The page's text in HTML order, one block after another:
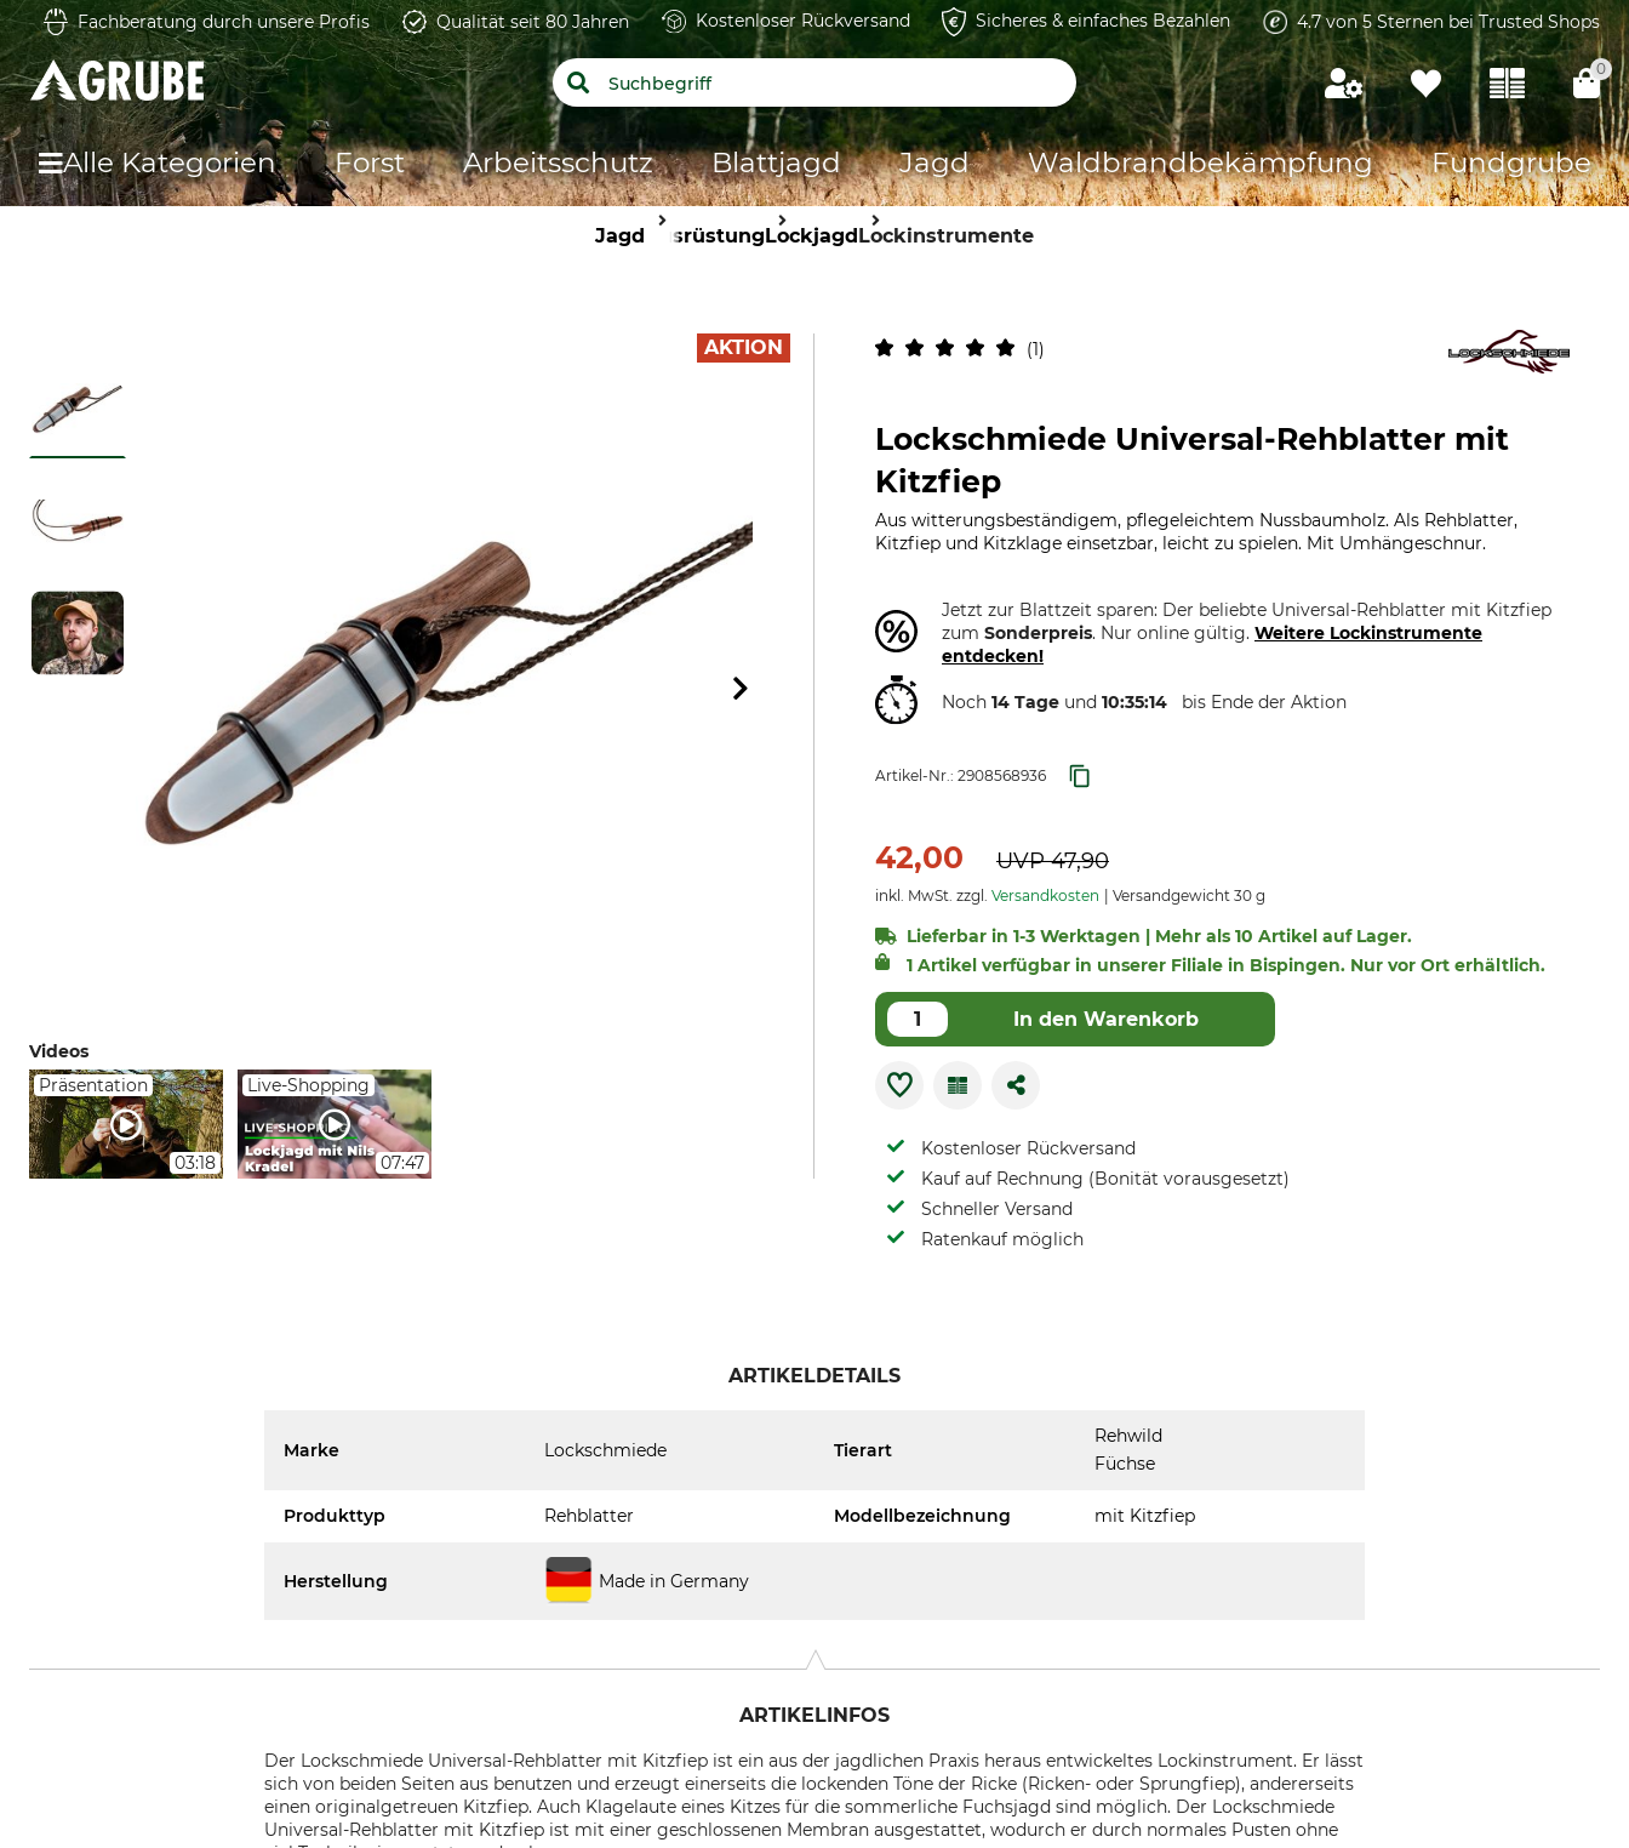
Fachberatung durch unsere Profis Qualität seit 80 Jahren Kostenloser Rückversand Sicheres & einfaches Bezahlen 4.7 von 5 Sternen bei Trusted Shops
0
Alle Kategorien Forst Arbeitsschutz Blattjagd Jagd Waldbrandbekämpfung Fundgrube
Jagd AusrüstungLockjagdLockinstrumente
1
Videos
Präsentation
03:18
Live-Shopping
07:47
AKTION
Lockschmiede Universal-Rehblatter mit
Kitzfiep
Aus witterungsbeständigem, pflegeleichtem Nussbaumholz. Als Rehblatter,
Kitzfiep und Kitzklage einsetzbar, leicht zu spielen. Mit Umhängeschnur.
Jetzt zur Blattzeit sparen: Der beliebte Universal-Rehblatter mit Kitzfiep
zum Sonderpreis. Nur online gültig. Weitere Lockinstrumente
entdecken!
Noch 14 Tage und 10:35:13 bis Ende der Aktion
Artikel-Nr.: 2908568936
42,00 UVP47,90
inkl. MwSt. zzgl. Versandkosten Versandgewicht 30 g
Lieferbar in 1-3 Werktagen | Mehr als 10 Artikel auf Lager.
1 Artikel verfügbar in unserer Filiale in Bispingen. Nur vor Ort erhältlich.
In den Warenkorb
Kostenloser Rückversand
Kauf auf Rechnung (Bonität vorausgesetzt)
Schneller Versand
Ratenkauf möglich
ARTIKELDETAILS
Marke Lockschmiede Tierart
Rehwild
Füchse
Produkttyp Rehblatter Modellbezeichnung mit Kitzfiep
Herstellung Made in Germany
ARTIKELINFOS
Der Lockschmiede Universal-Rehblatter mit Kitzfiep ist ein aus der jagdlichen Praxis heraus entwickeltes Lockinstrument. Er lässt
sich von beiden Seiten aus benutzen und erzeugt einerseits die lockenden Töne der Ricke (Ricken- oder Sprungfiep), andererseits
einen originalgetreuen Kitzfiep. Auch Klagelaute eines Kitzes für die sommerliche Fuchsjagd sind möglich. Der Lockschmiede
Universal-Rehblatter mit Kitzfiep ist mit einer geschlossenen Membran ausgestattet, wodurch er durch normales Pusten ohne